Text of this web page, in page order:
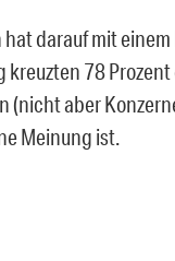
darauf mit
kreuzten 78
(nicht aber
Meinung ist.